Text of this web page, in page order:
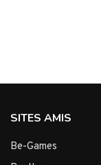
SITES AMIS
Be-Games